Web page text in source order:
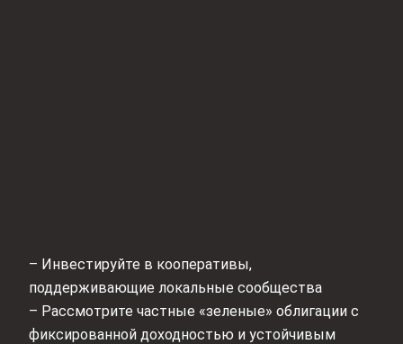
– Инвестируйте в кооперативы,
поддерживающие локальные сообщества
– Рассмотрите частные «зеленые» облигации с
фиксированной доходностью и устойчивым